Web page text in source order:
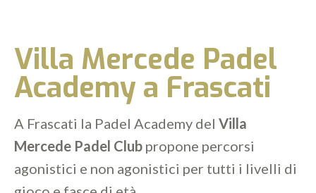
Villa Mercede Padel
Academy a Frascati
A Frascati la Padel Academy del Villa
Mercede Padel Club propone percorsi
agonistici e non agonistici per tutti i livelli di